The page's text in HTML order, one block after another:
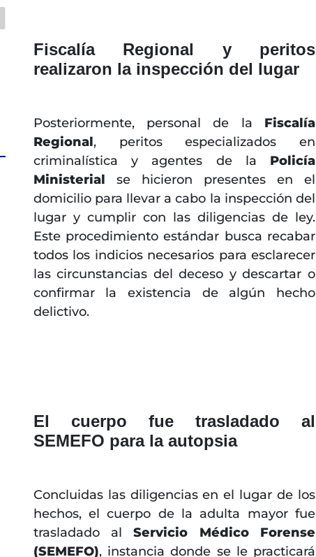
Fiscalía Regional y peritos
realizaron la inspección del lugar
Posteriormente, personal de la Fiscalía
Regional, peritos especializados en
criminalística y agentes de la Policía
Ministerial se hicieron presentes en el
domicilio para llevar a cabo la inspección del
lugar y cumplir con las diligencias de ley.
Este procedimiento estándar busca recabar
todos los indicios necesarios para esclarecer
las circunstancias del deceso y descartar o
confirmar la existencia de algún hecho
delictivo.
El cuerpo fue trasladado al
SEMEFO para la autopsia
Concluidas las diligencias en el lugar de los
hechos, el cuerpo de la adulta mayor fue
trasladado alServicio Médico Forense
(SEMEFO), instancia donde se le practicará